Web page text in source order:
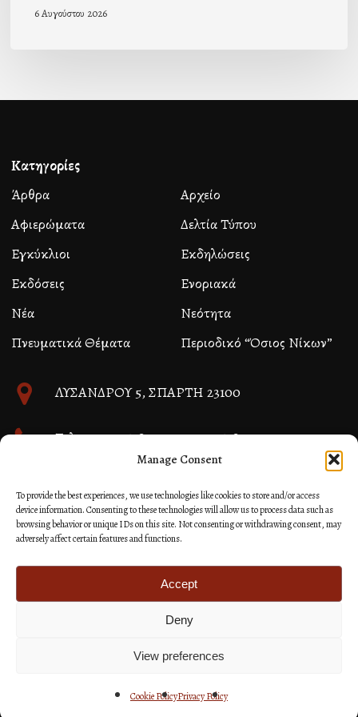
Manage Consent
To provide the best experiences, we use technologies like cookies to store and/or access
device information. Consenting to these technologies will allow us to process data such as
browsing behavior or unique IDs on this site. Not consenting or withdrawing consent, may
adversely affect certain features and functions.
Accept
Deny
View preferences
Cookie PolicyPrivacy Policy
6 Αυγούστου 2026
Κατηγορίες
Άρθρα
Αρχείο
Αφιερώματα
Δελτία Τύπου
Εγκύκλιοι
Εκδηλώσεις
Εκδόσεις
Ενοριακά
Νέα
Νεότητα
Πνευματικά Θέματα
Περιοδικό “Όσιος Νίκων”
ΛΥΣΑΝΔΡΟΥ 5, ΣΠΑΡΤΗ 23100
Τηλ. 27310 26580 και 27310 26581
Κατασκευή Ιστοσελίδων Site as you GO: Falcon από
Hellenic Technologies